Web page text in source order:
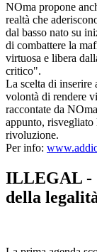
NOma propone
realtà che
dal basso nato su
di combattere la
virtuosa e libera
critico".
La scelta di inserire
volontà di rendere
raccontate da
appunto, risvegliato
rivoluzione.
Per info:
ILLEGAL -
della